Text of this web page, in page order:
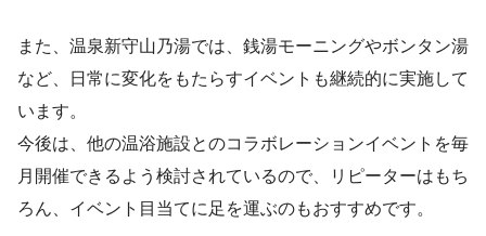
また、温泉新守山乃湯では、銭湯モーニングやボンタン湯
など、日常に変化をもたらすイベントも継続的に実施して
います。
今後は、他の温浴施設とのコラボレーションイベントを毎
月開催できるよう検討されているので、リピーターはもち
ろん、イベント目当てに足を運ぶのもおすすめです。